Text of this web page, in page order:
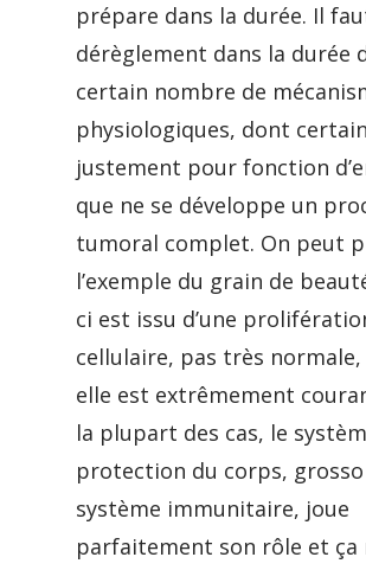
prépare dans la durée. Il
dérèglement dans la durée
certain nombre de
physiologiques, dont
justement pour fonction
que ne se développe un
tumoral complet. On peut
l’exemple du grain de
ci est issu d’une
cellulaire, pas très normale,
elle est extrêmement
la plupart des cas, le
protection du corps,
système immunitaire, joue
parfaitement son rôle et ça